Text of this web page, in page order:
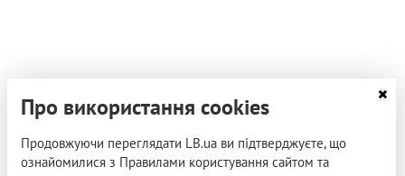
Про використання cookies
Продовжуючи переглядати LB.ua ви підтверджуєте, що
ознайомилися з Правилами користування сайтом та